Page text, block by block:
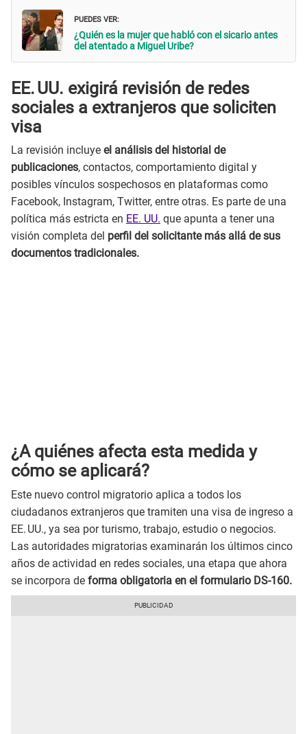
PUEDES VER:
¿Quién es la mujer que habló con el sicario antes
del atentado a Miguel Uribe?
EE. UU. exigirá revisión de redes
sociales a extranjeros que soliciten
visa
La revisión incluye el análisis del historial de
publicaciones, contactos, comportamiento digital y
posibles vínculos sospechosos en plataformas como
Facebook, Instagram, Twitter, entre otras. Es parte de una
política más estricta en EE. UU. que apunta a tener una
visión completa del perfil del solicitante más allá de sus
documentos tradicionales.
¿A quiénes afecta esta medida y
cómo se aplicará?
Este nuevo control migratorio aplica a todos los
ciudadanos extranjeros que tramiten una visa de ingreso a
EE. UU., ya sea por turismo, trabajo, estudio o negocios.
Las autoridades migratorias examinarán los últimos cinco
años de actividad en redes sociales, una etapa que ahora
se incorpora de forma obligatoria en el formulario DS-160.